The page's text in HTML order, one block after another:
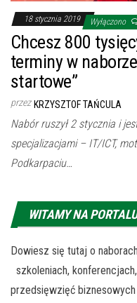
18 stycznia 2019 Wyłączono
Chcesz 800
terminy w
startowe”
przez KRZYSZTOF TAŃCULA
Nabór ruszył 2 stycznia i
specjalizacjami – IT/ICT,
Podkarpaciu…
WITAMY NA
Dowiesz się tutaj o
szkoleniach,
przedsięwzięć